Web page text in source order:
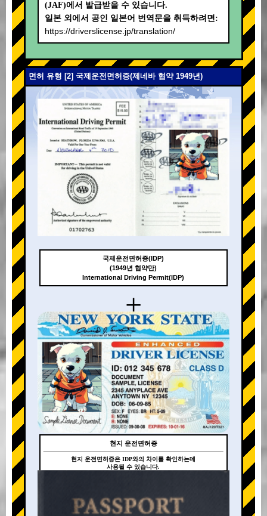
(JAF)에서 발급받을 수 있습니다.
일본 외에서 공인 일본어 번역문을 취득하려면:
https://driverslicense.jp/translation/
면허 유형 [2] 국제운전면허증(제네바 협약 1949년)
+
+
국제운전면허증(IDP)
(1949년 협약만)
International Driving Permit(IDP)
현지 운전면허증
현지 운전면허증은 IDP와의 차이를 확인하는데
사용될 수 있습니다.